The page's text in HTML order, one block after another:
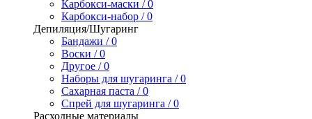
Карбокси-маски / 0
Карбокси-набор / 0
Депиляция/Шугаринг
Бандажи / 0
Воски / 0
Другое / 0
Наборы для шугаринга / 0
Сахарная паста / 0
Спрей для шугаринга / 0
Расходные материалы